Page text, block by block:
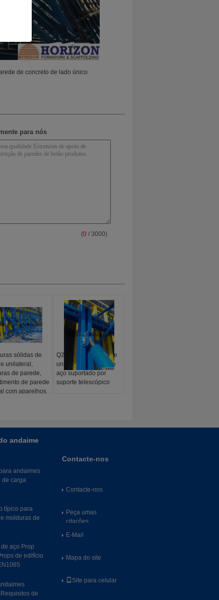
de concreto de lado único
para nós
(0 / 3000)
sólidas de
unilateral,
de parede,
de parede
com aparelhos
Q235 Forro de parede
unilateral de canal de
aço suportado por
suporte telescópico
andaime
andaimes
de carga
típico para
molduras de
aço Prop
de edifício
de
Contacte-nos
Contacte-nos
Peça umas
citações
E-Mail
Mapa do site
Site para celular